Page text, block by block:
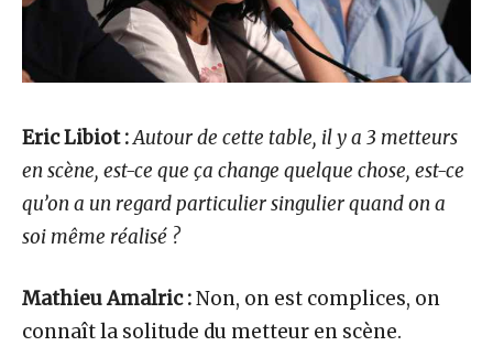
Eric Libiot :Autour de cette table, il y a 3 metteurs
en scène, est-ce que ça change quelque chose, est-ce
qu’on a un regard particulier singulier quand on a
soi même réalisé ?
Mathieu Amalric :Non, on est complices, on
connaît la solitude du metteur en scène.